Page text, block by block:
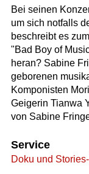
Bei seinen
um sich notfalls
beschreibt es
"Bad Boy of
heran? Sabine
geborenen
Komponisten
Geigerin Tianwa
von Sabine
Service
Doku und